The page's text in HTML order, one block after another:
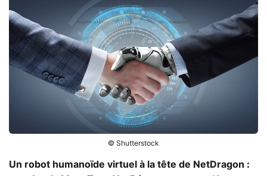
© Shutterstock
Un robot humanoïde virtuel à la tête de NetDragon :